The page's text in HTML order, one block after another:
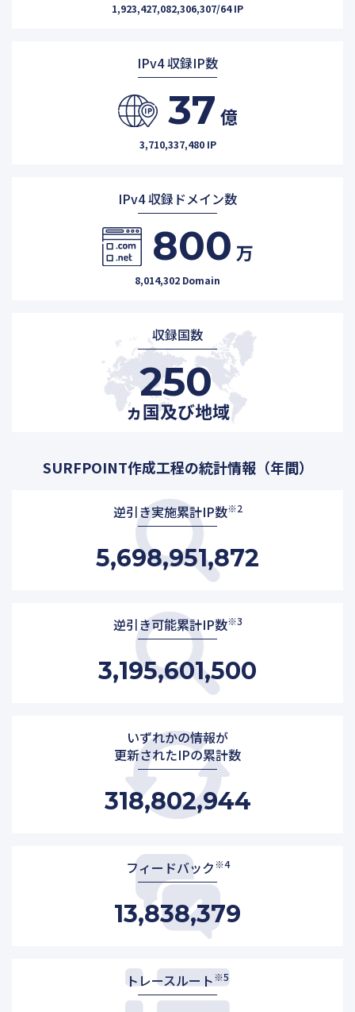
1,923,427,082,306,307/64 IP
IPv4 収録IP数
37 億
3,710,337,480 IP
IPv4 収録ドメイン数
800 万
8,014,302 Domain
収録国数
250
ヵ国及び地域
SURFPOINT作成工程の統計情報（年間）
逆引き実施累計IP数※2
5,698,951,872
逆引き可能累計IP数※3
3,195,601,500
いずれかの情報が
更新されたIPの累計数
318,802,944
フィードバック※4
13,838,379
トレースルート※5